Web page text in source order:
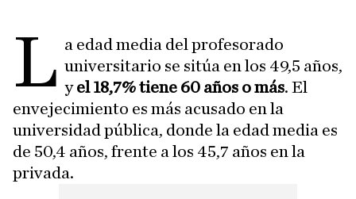
L a edad media del profesorado
universitario se sitúa en los 49,5 años,
yel 18,7% tiene 60 años o más. El
envejecimiento es más acusado en la
universidad pública, donde la edad media es
de 50,4 años, frente a los 45,7 años en la
privada.